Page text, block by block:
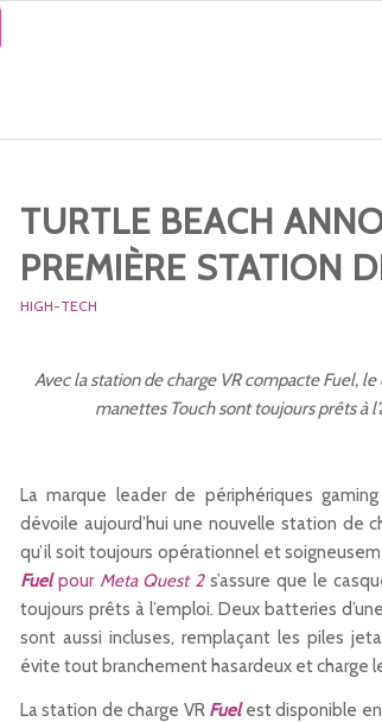
TURTLE BEACH
PREMIÈRE STATION
HIGH-TECH
Avec la station de charge VR compacte Fuel,
manettes Touch sont toujours prêts à
La marque leader de périphériques gaming
dévoile aujourd’hui une nouvelle station de
qu’il soit toujours opérationnel et
Fuelpour Meta Quest 2s’assure que le
toujours prêts à l’emploi. Deux batteries
sont aussi incluses, remplaçant les piles
évite tout branchement hasardeux et charge
La station de charge VR Fuelest disponible